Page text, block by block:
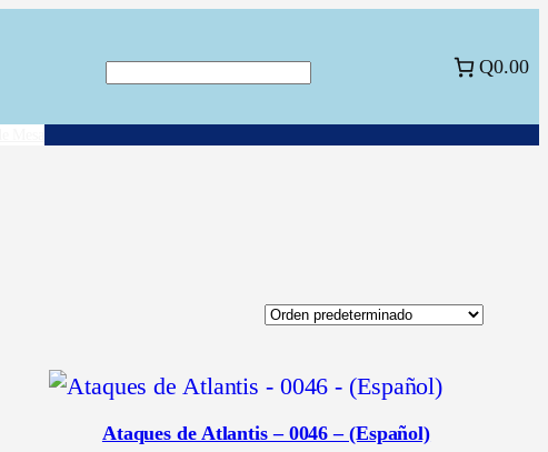
Q0.00
Ataques de Atlantis – 0046 – (Español)